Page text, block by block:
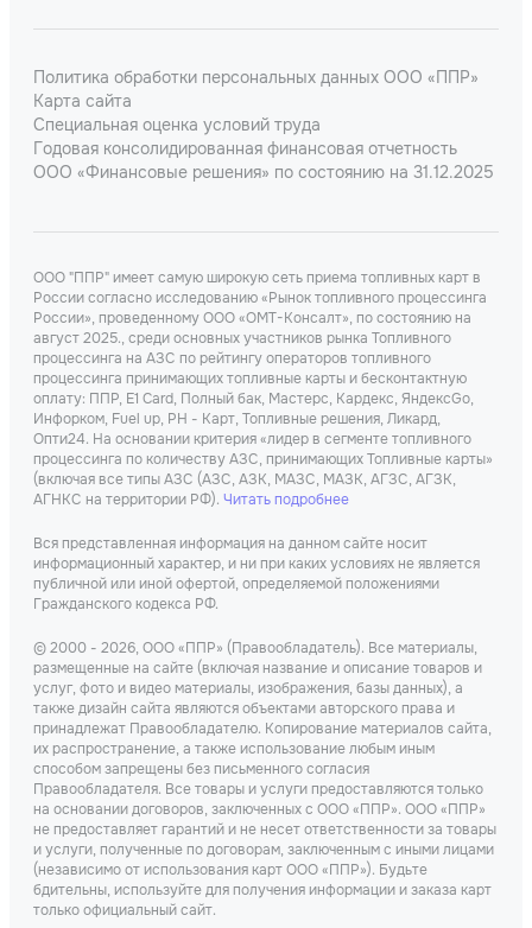
Политика обработки персональных данных ООО «ППР»
Карта сайта
Специальная оценка условий труда
Годовая консолидированная финансовая отчетность
ООО «Финансовые решения» по состоянию на 31.12.2025
ООО "ППР" имеет самую широкую сеть приема топливных карт в
России согласно исследованию «Рынок топливного процессинга
России», проведенному ООО «ОМТ-Консалт», по состоянию на
август 2025., среди основных участников рынка Топливного
процессинга на АЗС по рейтингу операторов топливного
процессинга принимающих топливные карты и бесконтактную
оплату: ППР, Е1 Card, Полный бак, Мастерс, Кардекс, ЯндексGo,
Инфорком, Fuel up, РН - Карт, Топливные решения, Ликард,
Опти24. На основании критерия «лидер в сегменте топливного
процессинга по количеству АЗС, принимающих Топливные карты»
(включая все типы АЗС (АЗС, АЗК, МАЗС, МАЗК, АГЗС, АГЗК,
АГНКС на территории РФ). Читать подробнее
Вся представленная информация на данном сайте носит
информационный характер, и ни при каких условиях не является
публичной или иной офертой, определяемой положениями
Гражданского кодекса РФ.
© 2000 - 2026, ООО «ППР» (Правообладатель). Все материалы,
размещенные на сайте (включая название и описание товаров и
услуг, фото и видео материалы, изображения, базы данных), а
также дизайн сайта являются объектами авторского права и
принадлежат Правообладателю. Копирование материалов сайта,
их распространение, а также использование любым иным
способом запрещены без письменного согласия
Правообладателя. Все товары и услуги предоставляются только
на основании договоров, заключенных с ООО «ППР». ООО «ППР»
не предоставляет гарантий и не несет ответственности за товары
и услуги, полученные по договорам, заключенным с иными лицами
(независимо от использования карт ООО «ППР»). Будьте
бдительны, используйте для получения информации и заказа карт
только официальный сайт.